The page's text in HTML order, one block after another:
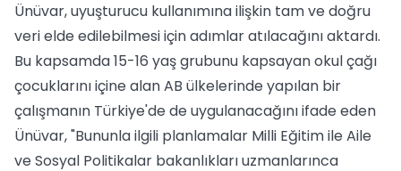
Ünüvar, uyuşturucu kullanımına ilişkin tam ve doğru
veri elde edilebilmesi için adımlar atılacağını aktardı.
Bu kapsamda 15-16 yaş grubunu kapsayan okul çağı
çocuklarını içine alan AB ülkelerinde yapılan bir
çalışmanın Türkiye'de de uygulanacağını ifade eden
Ünüvar, "Bununla ilgili planlamalar Milli Eğitim ile Aile
ve Sosyal Politikalar bakanlıkları uzmanlarınca